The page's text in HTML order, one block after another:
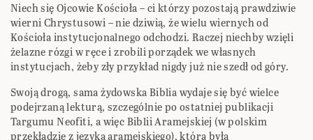
Niech się Ojcowie Kościoła – ci którzy pozostają prawdziwie
wierni Chrystusowi – nie dziwią, że wielu wiernych od
Kościoła instytucjonalnego odchodzi. Raczej niechby wzięli
żelazne rózgi w ręce i zrobili porządek we własnych
instytucjach, żeby zły przykład nigdy już nie szedł od góry.
Swoją drogą, sama żydowska Biblia wydaje się być wielce
podejrzaną lekturą, szczególnie po ostatniej publikacji
Targumu Neofiti, a więc Biblii Aramejskiej (w polskim
przekładzie z języka aramejskiego), która była